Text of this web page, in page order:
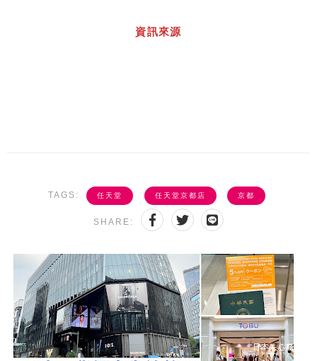
資訊來源
TAGS: 任天堂 任天堂京都店 京都
SHARE: